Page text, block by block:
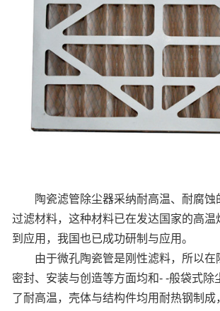
陶瓷滤管除尘器采纳耐高温、耐腐蚀
过滤材料，这种材料已在发达国家的高温
到应用，我国也已成功研制与应用。
由于微孔陶瓷管是刚性滤料，所以在
密封、安装与创造等方面均和- -般袋式除
了耐高温，壳体与结构件均用耐热钢制成